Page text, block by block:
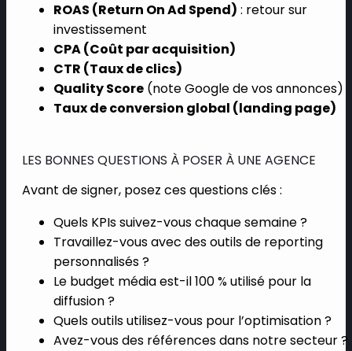
ROAS (Return On Ad Spend) : retour sur
investissement
CPA (Coût par acquisition)
CTR (Taux de clics)
Quality Score (note Google de vos annonces)
Taux de conversion global (landing page)
LES BONNES QUESTIONS À POSER À UNE AGENCE
Avant de signer, posez ces questions clés :
Quels KPIs suivez-vous chaque semaine ?
Travaillez-vous avec des outils de reporting
personnalisés ?
Le budget média est-il 100 % utilisé pour la
diffusion ?
Quels outils utilisez-vous pour l’optimisation ?
Avez-vous des références dans notre secteur ?